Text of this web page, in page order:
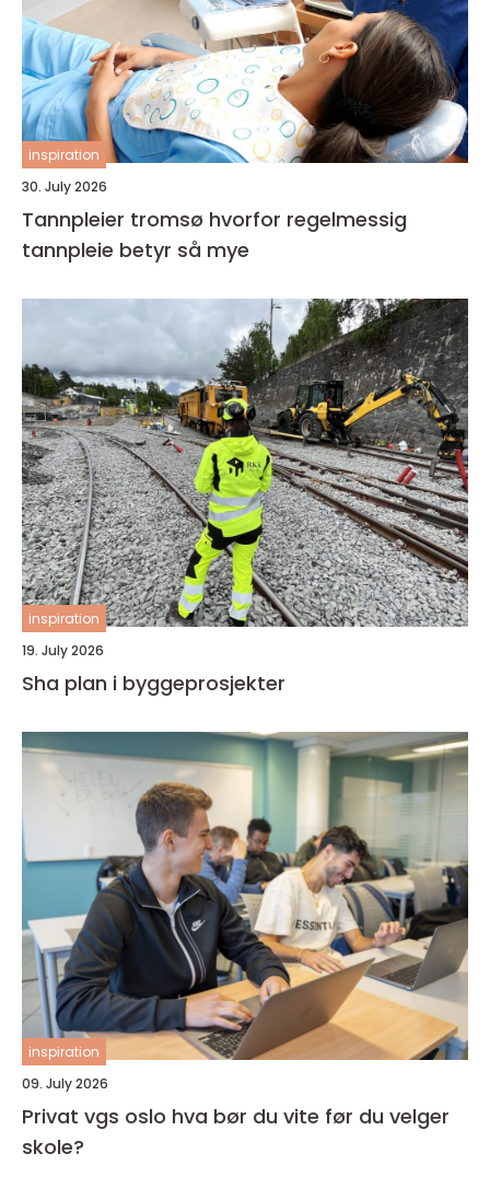
inspiration
30. July 2026
Tannpleier tromsø hvorfor regelmessig
tannpleie betyr så mye
inspiration
19. July 2026
Sha plan i byggeprosjekter
inspiration
09. July 2026
Privat vgs oslo hva bør du vite før du velger
skole?